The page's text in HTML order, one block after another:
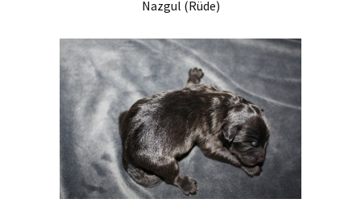
Nazgul (Rüde)